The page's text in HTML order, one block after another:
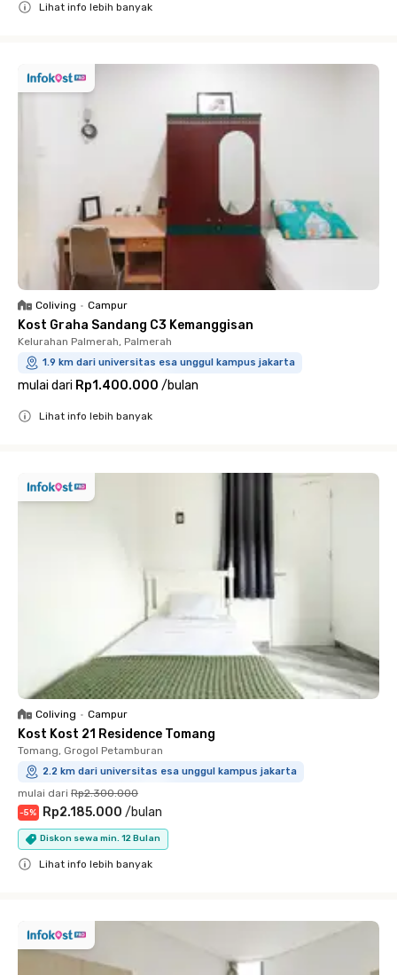
Lihat info lebih banyak
Coliving • Campur
Kost Graha Sandang C3 Kemanggisan
Kelurahan Palmerah, Palmerah
1.9 km dari universitas esa unggul kampus jakarta
mulai dari Rp1.400.000 /bulan
Lihat info lebih banyak
Coliving • Campur
Kost Kost 21 Residence Tomang
Tomang, Grogol Petamburan
2.2 km dari universitas esa unggul kampus jakarta
mulai dari Rp2.300.000
-5% Rp2.185.000 /bulan
Diskon sewa min. 12 Bulan
Lihat info lebih banyak